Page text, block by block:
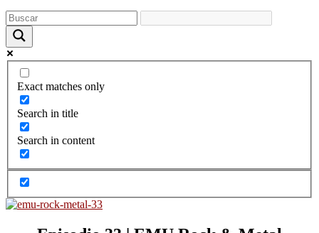
Exact matches only
Search in title
Search in content